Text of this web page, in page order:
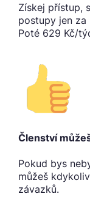
Získej přístup,
postupy jen za
Poté 629 Kč/
Členství
Pokud bys
můžeš
závazků.